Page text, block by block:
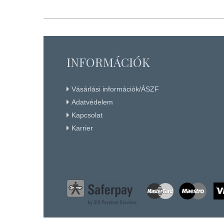
INFORMÁCIÓK
Vásárlási információk/ÁSZF
Adatvédelem
Kapcsolat
Karrier